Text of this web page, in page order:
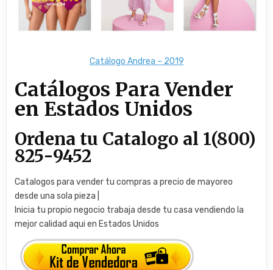
Catálogo Andrea – 2019
Catálogos Para Vender
en Estados Unidos
Ordena tu Catalogo al 1(800)
825-9452
Catalogos para vender tu compras a precio de mayoreo
desde una sola pieza |
Inicia tu propio negocio trabaja desde tu casa vendiendo la
mejor calidad aqui en Estados Unidos